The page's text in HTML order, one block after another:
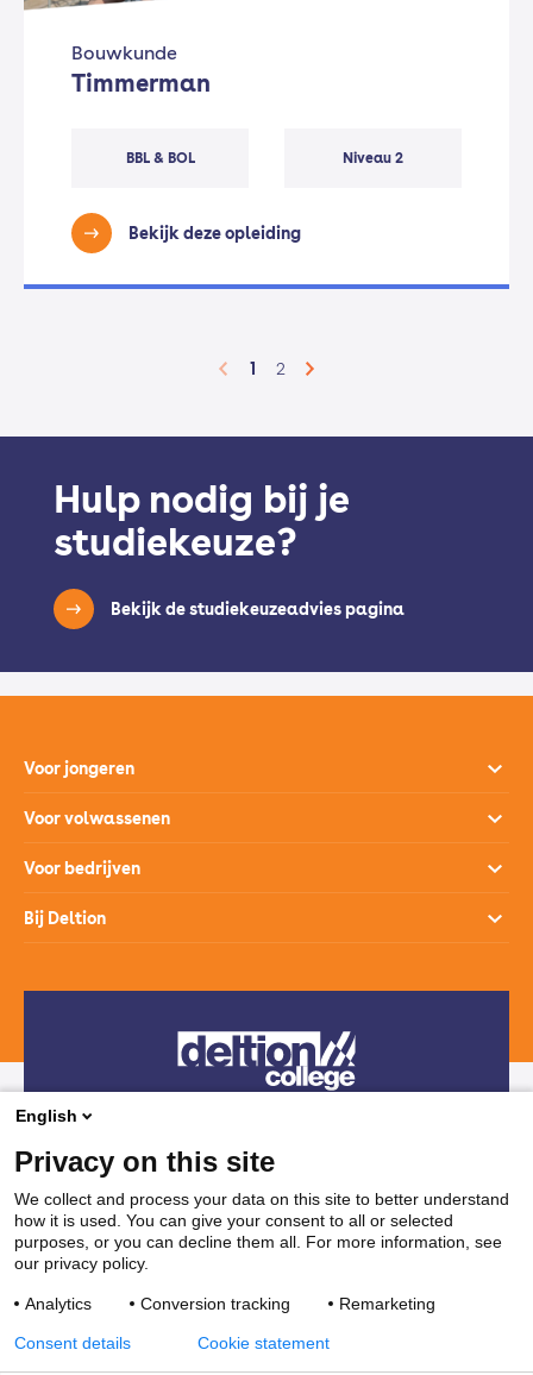
Bouwkunde
Timmerman
BBL & BOL Niveau 2
Bekijk deze opleiding
1 2
Hulp nodig bij je
studiekeuze?
Bekijk de studiekeuzeadvies pagina
Voor jongeren
Opleidingen
Open dagen
Studiekeuzehulp
Hoe werkt het mbo
Voor decanen
Voor volwassenen
Opleidingen
Loopbaanontwikkeling
SprintLyceum
Voor bedrijven
Opleidingen
Branches
Subsidies voor bedrijven
Bedrijvenloket en accountmanagers
Bij Deltion
Route
Restaurants & Leerbedrijven
038 850 30 00
Mail contact
English
Privacy on this site
We collect and process your data on this site to better understand
how it is used. You can give your consent to all or selected
purposes, or you can decline them all. For more information, see
our privacy policy.
Analytics Conversion tracking Remarketing
Consent details Cookie statement